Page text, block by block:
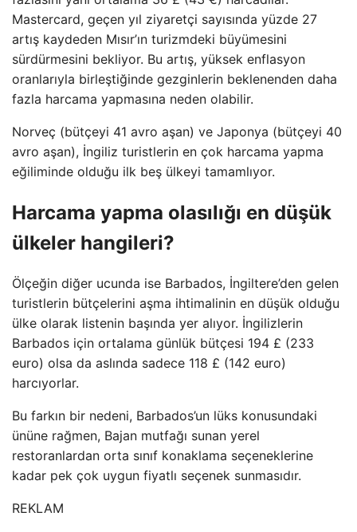
Mastercard, geçen yıl ziyaretçi sayısında yüzde 27
artış kaydeden Mısır’ın turizmdeki büyümesini
sürdürmesini bekliyor. Bu artış, yüksek enflasyon
oranlarıyla birleştiğinde gezginlerin beklenenden daha
fazla harcama yapmasına neden olabilir.
Norveç (bütçeyi 41 avro aşan) ve Japonya (bütçeyi 40
avro aşan), İngiliz turistlerin en çok harcama yapma
eğiliminde olduğu ilk beş ülkeyi tamamlıyor.
Harcama yapma olasılığı en düşük
ülkeler hangileri?
Ölçeğin diğer ucunda ise Barbados, İngiltere’den gelen
turistlerin bütçelerini aşma ihtimalinin en düşük olduğu
ülke olarak listenin başında yer alıyor. İngilizlerin
Barbados için ortalama günlük bütçesi 194 £ (233
euro) olsa da aslında sadece 118 £ (142 euro)
harcıyorlar.
Bu farkın bir nedeni, Barbados’un lüks konusundaki
ününe rağmen, Bajan mutfağı sunan yerel
restoranlardan orta sınıf konaklama seçeneklerine
kadar pek çok uygun fiyatlı seçenek sunmasıdır.
REKLAM